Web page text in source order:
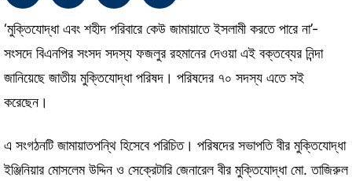
‘মুক্তিযোদ্ধা এবং শহীদ পরিবারে কেউ জামায়াতে ইসলামী করতে পারে না’-
সংসদে বিএনপির সংসদ সদস্য ফজলুর রহমানের দেওয়া এই বক্তব্যের নিন্দা
জানিয়েছে জাতীয় মুক্তিযোদ্ধা পরিষদ। পরিষদের ৭০ সদস্য এতে সই
করেছেন।
এ সংগঠনটি জামায়াতপন্থি হিসেবে পরিচিত। পরিষদের সভাপতি বীর মুক্তিযোদ্ধা
ইঞ্জিনিয়ার মোসলেম উদ্দিন ও সেক্রেটারি জেনারেল বীর মুক্তিযোদ্ধা মো. তাজিরুল